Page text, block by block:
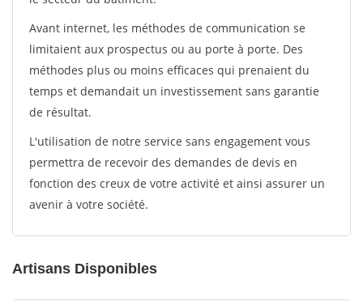
Avant internet, les méthodes de communication se
limitaient aux prospectus ou au porte à porte. Des
méthodes plus ou moins efficaces qui prenaient du
temps et demandait un investissement sans garantie
de résultat.
L'utilisation de notre service sans engagement vous
permettra de recevoir des demandes de devis en
fonction des creux de votre activité et ainsi assurer un
avenir à votre société.
Artisans Disponibles